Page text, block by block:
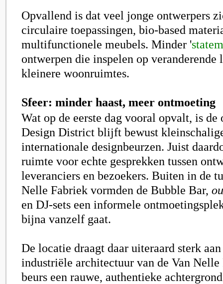
Opvallend is dat veel jonge ontwerpers
circulaire toepassingen, bio-based
multifunctionele meubels. Minder '
ontwerpen die inspelen op veranderende
kleinere woonruimtes.
Sfeer: minder haast, meer ontmoeting
Wat op de eerste dag vooral opvalt, is de
Design District blijft bewust
internationale designbeurzen. Juist
ruimte voor echte gesprekken tussen
leveranciers en bezoekers. Buiten in de
Nelle Fabriek vormden de Bubble Bar,
en DJ-sets een informele
bijna vanzelf gaat.
De locatie draagt daar uiteraard sterk
industriële architectuur van de Van Nelle
beurs een rauwe, authentieke